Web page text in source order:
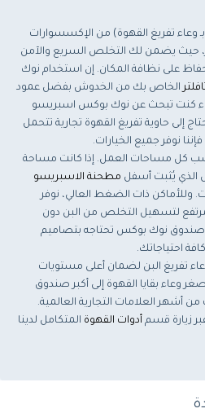
وعاء تفريغ القهوة) من الإكسسوارات
حيث يضمن لك التخلص السريع والآمن
على نظافة المكان. إن استخدام نوك
الخاص بك من الخدوش بفضل عمود
كنت تبحث عن نوك بوكس اسبريسو
إلى حاوية تفريغ القهوة تجارية تتحمل
نوفر جميع الخيارات.
كل مساحات العمل. إذا كانت مساحة
الذي يُثبت أسفل مطحنة الاسبريسو
وللأماكن ذات الضغط العالي، نوفر
لتسهيل التخلص من البن دون
صندوق نوك بوكس تحتاجه بتصاميم
احتياجاتك.
تفريغ البن لضمان أعلى مستويات
وعاء بقايا القهوة إلى أكبر صندوق
أشهر العلامات التجارية العالمية.
زيارة قسم أدوات القهوة المتكامل لدينا